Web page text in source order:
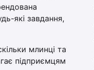
які завдання,
млинці та
підприємцям